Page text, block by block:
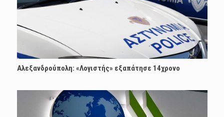
Αλεξανδρούπολη: «Λογιστής» εξαπάτησε 14χρονο